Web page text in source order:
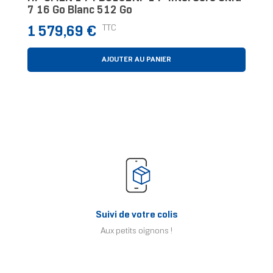
7 16 Go Blanc 512 Go
Prix
1 579,69 € TTC
AJOUTER AU PANIER
Suivi de votre colis
Aux petits oignons !